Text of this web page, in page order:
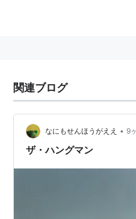
関連ブログ
なにもせんほうがええ • 9
ザ・ハングマン